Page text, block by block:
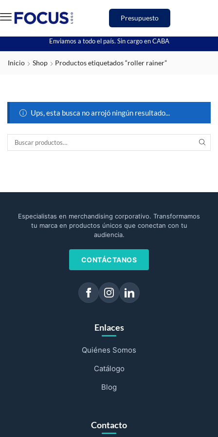
Presupuesto
Enviamos a todo el país. Sin cargo en CABA
Inicio Shop Productos etiquetados “roller rainer”
Ups, esta busca no arrojó ningún resultado...
Especialistas en merchandising corporativo. Transformamos
tu marca en productos únicos que conectan con tu
audiencia.
CONTÁCTANOS
Enlaces
Quiénes Somos
Catálogo
Blog
Contacto